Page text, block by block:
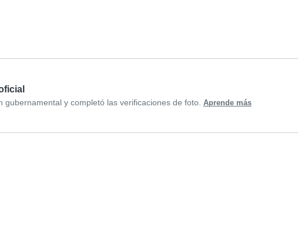
gubernamental y completó las verificaciones de foto. Aprende más